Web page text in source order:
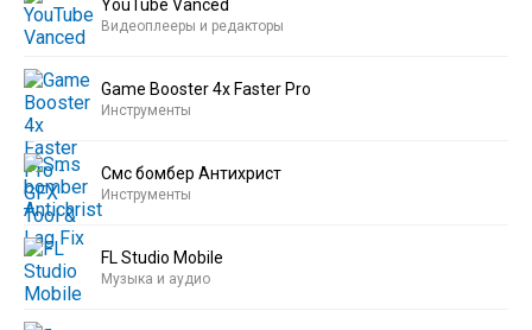
YouTube Vanced
Видеоплееры и редакторы
Game Booster 4x Faster Pro
Инструменты
Смс бомбер Антихрист
Инструменты
FL Studio Mobile
Музыка и аудио